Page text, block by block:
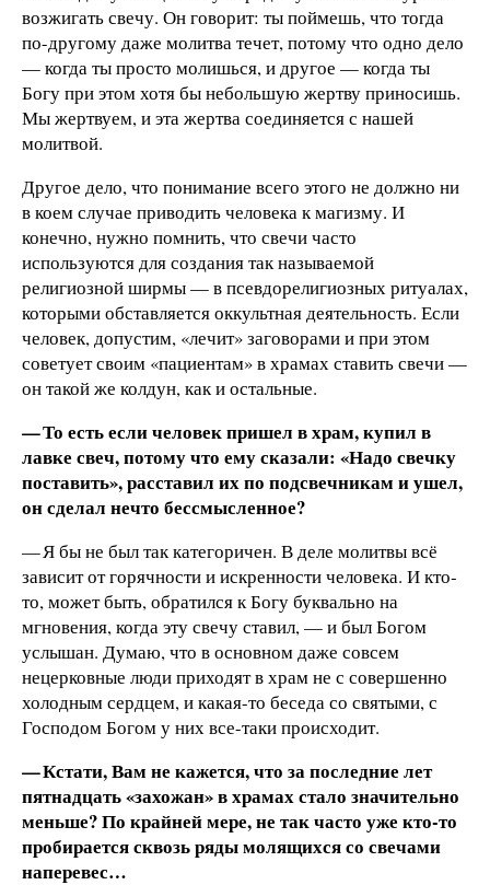
возжигать свечу. Он говорит: ты поймешь, что тогда
по-другому даже молитва течет, потому что одно дело
— когда ты просто молишься, и другое — когда ты
Богу при этом хотя бы небольшую жертву приносишь.
Мы жертвуем, и эта жертва соединяется с нашей
молитвой.
Другое дело, что понимание всего этого не должно ни
в коем случае приводить человека к магизму. И
конечно, нужно помнить, что свечи часто
используются для создания так называемой
религиозной ширмы — в псевдорелигиозных ритуалах,
которыми обставляется оккультная деятельность. Если
человек, допустим, «лечит» заговорами и при этом
советует своим «пациентам» в храмах ставить свечи —
он такой же колдун, как и остальные.
— То есть если человек пришел в храм, купил в
лавке свеч, потому что ему сказали: «Надо свечку
поставить», расставил их по подсвечникам и ушел,
он сделал нечто бессмысленное?
— Я бы не был так категоричен. В деле молитвы всё
зависит от горячности и искренности человека. И кто­
то, может быть, обратился к Богу буквально на
мгновения, когда эту свечу ставил, — и был Богом
услышан. Думаю, что в основном даже совсем
нецерковные люди приходят в храм не с совершенно
холодным сердцем, и какая-то беседа со святыми, с
Господом Богом у них все-таки происходит.
— Кстати, Вам не кажется, что за последние лет
пятнадцать «захожан» в храмах стало значительно
меньше? По крайней мере, не так часто уже кто-то
пробирается сквозь ряды молящихся со свечами
наперевес…